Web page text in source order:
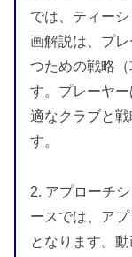
では、ティー
画解説は、プ
つための戦略
す。プレーヤ
適なクラブと
す。
2. アプローチ
ースでは、ア
となります。